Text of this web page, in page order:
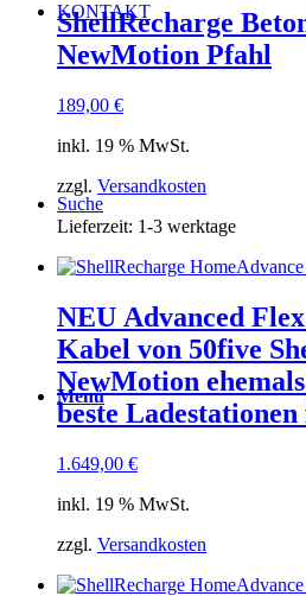
KONTAKT
Suche
Menü
ShellRecharge
NewMotion Pfahl
189,00 €
inkl. 19 % MwSt.
zzgl. Versandkosten
Lieferzeit: 1-3 werktage
NEU Advanced
Kabel von 50five
NewMotion
beste
1.649,00 €
inkl. 19 % MwSt.
zzgl. Versandkosten